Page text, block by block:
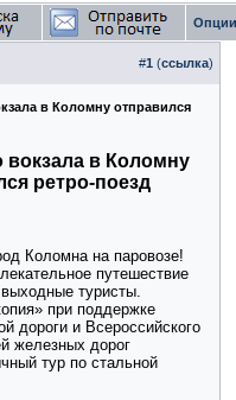
#1 (ссылка)
в Коломну отправился
вокзала в Коломну
ретро-поезд
Коломна на паровозе!
путешествие
туристы.
при поддержке
дороги и Всероссийского
железных дорог
тур по стальной